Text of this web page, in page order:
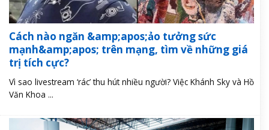
Cách nào ngăn &amp;apos;ảo tưởng sức
mạnh&amp;apos; trên mạng, tìm về những giá
trị tích cực?
Vì sao livestream ‘rác’ thu hút nhiều người? Việc Khánh Sky và Hồ
Văn Khoa ...